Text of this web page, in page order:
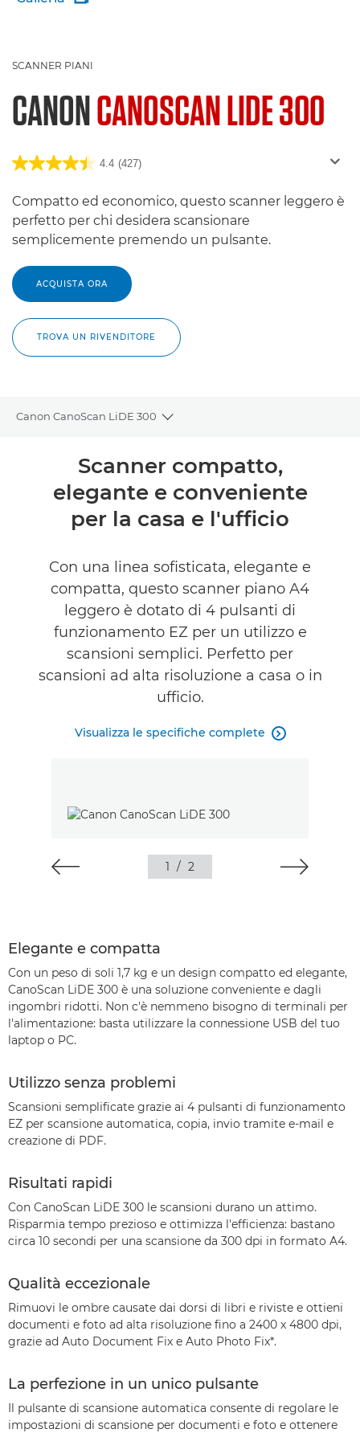
SCANNER PIANI
CANONCANOSCAN LIDE 300
4.4 (427)
Compatto ed economico, questo scanner leggero è
perfetto per chi desidera scansionare
semplicemente premendo un pulsante.
ACQUISTA ORA
TROVA UN RIVENDITORE
Canon CanoScan LiDE 300
Toggle breadcrumbs
Caratteristiche
TROVA UN RIVENDITORE
Scanner compatto,
elegante e conveniente
per la casa e l'ufficio
Con una linea sofisticata, elegante e
compatta, questo scanner piano A4
leggero è dotato di 4 pulsanti di
funzionamento EZ per un utilizzo e
scansioni semplici. Perfetto per
scansioni ad alta risoluzione a casa o in
ufficio.
Visualizza le specifiche complete 
1 / 2
Elegante e compatta
Con un peso di soli 1,7 kg e un design compatto ed elegante,
CanoScan LiDE 300 è una soluzione conveniente e dagli
ingombri ridotti. Non c'è nemmeno bisogno di terminali per
l'alimentazione: basta utilizzare la connessione USB del tuo
laptop o PC.
Utilizzo senza problemi
Scansioni semplificate grazie ai 4 pulsanti di funzionamento
EZ per scansione automatica, copia, invio tramite e-mail e
creazione di PDF.
Risultati rapidi
Con CanoScan LiDE 300 le scansioni durano un attimo.
Risparmia tempo prezioso e ottimizza l'efficienza: bastano
circa 10 secondi per una scansione da 300 dpi in formato A4.
Qualità eccezionale
Rimuovi le ombre causate dai dorsi di libri e riviste e ottieni
documenti e foto ad alta risoluzione fino a 2400 x 4800 dpi,
grazie ad Auto Document Fix e Auto Photo Fix*.
La perfezione in un unico pulsante
Il pulsante di scansione automatica consente di regolare le
impostazioni di scansione per documenti e foto e ottenere